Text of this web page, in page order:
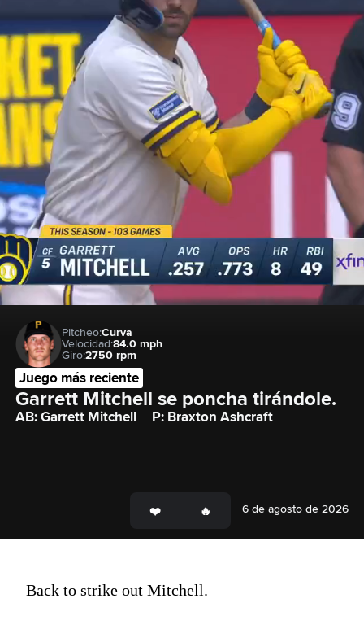
Pitcheo:Curva
Velocidad:84.0 mph
Giro:2750 rpm
Juego más reciente
Garrett Mitchell se poncha tirándole.
AB: Garrett Mitchell P: Braxton Ashcraft
6 de agosto de 2026
Back to strike out Mitchell.